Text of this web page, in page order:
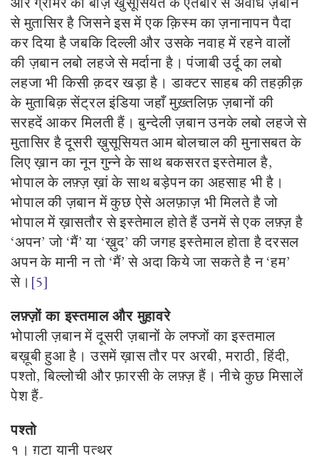
से मुतासिर है जिसने इस में एक क़िस्म का ज़नानापन पैदा
कर दिया है जबकि दिल्ली और उसके नवाह में रहने वालों
की ज़बान लबो लहजे से मर्दाना है। पंजाबी उर्दू का लबो
लहजा भी किसी क़दर खड़ा है। डाक्टर साहब की तहक़ीक़
के मुताबिक़ सेंट्रल इंडिया जहाँ मुख़्तलिफ़ ज़बानों की
सरहदें आकर मिलती हैं। बुन्देली ज़बान उनके लबो लहजे से
मुतासिर है दूसरी ख़ुसूसियत आम बोलचाल की मुनासबत के
लिए ख़ान का नून गुन्ने के साथ बकसरत इस्तेमाल है,
भोपाल के लफ़्ज़ ख़ां के साथ बड़ेपन का अहसाह भी है।
भोपाल की ज़बान में कुछ ऐसे अलफ़ाज़ भी मिलते है जो
भोपाल में ख़ासतौर से इस्तेमाल होते हैं उनमें से एक लफ़्ज़ है
‘अपन’ जो ‘मैं’ या ‘ख़ुद’ की जगह इस्तेमाल होता है दरसल
अपन के मानी न तो ‘मैं’ से अदा किये जा सकते है न ‘हम’
से। [5]
लफ़्ज़ों का इस्तमाल और मुहावरे
भोपाली ज़बान में दूसरी ज़बानों के लफ्जों का इस्तमाल
बख़ूबी हुआ है। उसमें ख़ास तौर पर अरबी, मराठी, हिंदी,
पश्तो, बिल्लोची और फ़ारसी के लफ़्ज़ हैं। नीचे कुछ मिसालें
पेश हैं-
पश्तो
१। ग़टा यानी पत्थर